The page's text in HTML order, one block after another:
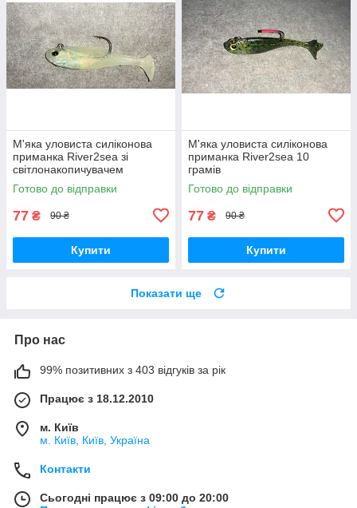
М'яка уловиста силіконова
приманка River2sea зі
світлонакопичувачем
Готово до відправки
77 ₴ 90 ₴
Купити
М'яка уловиста силіконова
приманка River2sea 10
грамів
Готово до відправки
77 ₴ 90 ₴
Купити
Показати ще
Про нас
99% позитивних з 403 відгуків за рік
Працює з 18.12.2010
м. Київ
м. Київ, Київ, Україна
Контакти
Сьогодні працює з 09:00 до 20:00